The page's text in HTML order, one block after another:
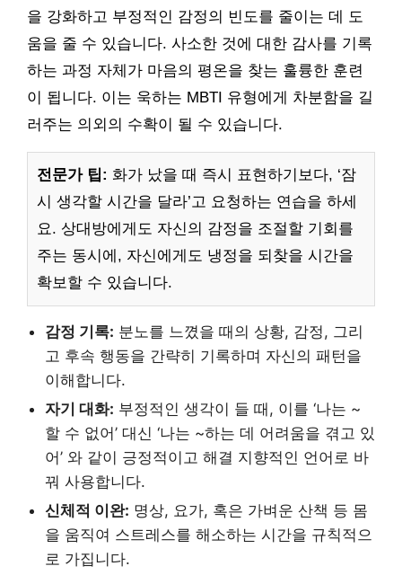
을 강화하고 부정적인 감정의 빈도를 줄이는 데 도
움을 줄 수 있습니다. 사소한 것에 대한 감사를 기록
하는 과정 자체가 마음의 평온을 찾는 훌륭한 훈련
이 됩니다. 이는 욱하는 MBTI 유형에게 차분함을 길
러주는 의외의 수확이 될 수 있습니다.
전문가 팁: 화가 났을 때 즉시 표현하기보다, ‘잠
시 생각할 시간을 달라’고 요청하는 연습을 하세
요. 상대방에게도 자신의 감정을 조절할 기회를
주는 동시에, 자신에게도 냉정을 되찾을 시간을
확보할 수 있습니다.
감정 기록: 분노를 느꼈을 때의 상황, 감정, 그리
고 후속 행동을 간략히 기록하며 자신의 패턴을
이해합니다.
자기 대화: 부정적인 생각이 들 때, 이를 ‘나는 ~
할 수 없어’ 대신 ‘나는 ~하는 데 어려움을 겪고 있
어’ 와 같이 긍정적이고 해결 지향적인 언어로 바
꿔 사용합니다.
신체적 이완: 명상, 요가, 혹은 가벼운 산책 등 몸
을 움직여 스트레스를 해소하는 시간을 규칙적으
로 가집니다.